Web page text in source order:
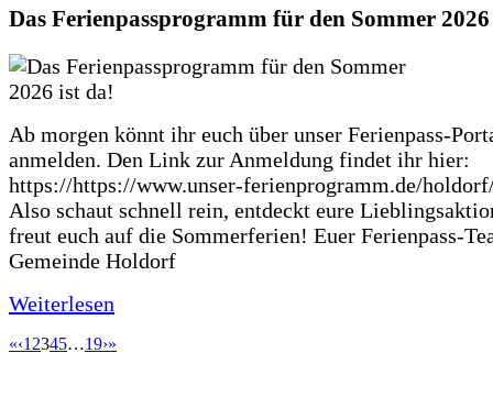
Das Ferienpassprogramm für den Sommer
Ab morgen könnt ihr euch über unser Ferienpass-
anmelden. Den Link zur Anmeldung findet ihr hier:
https://https://www.unser-ferienprogramm.de/
Also schaut schnell rein, entdeckt eure
freut euch auf die Sommerferien! Euer Ferienpass-
Gemeinde Holdorf
Weiterlesen
«‹1 2345…19›»